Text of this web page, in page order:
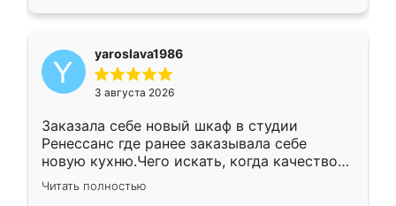
yaroslava1986
3 августа 2026
Заказала себе новый шкаф в студии
Ренессанс где ранее заказывала себе
новую кухню.Чего искать, когда качеством
вполне довольна. Служит кухня уже почти
два года, нареканий нет.
Читать полностью